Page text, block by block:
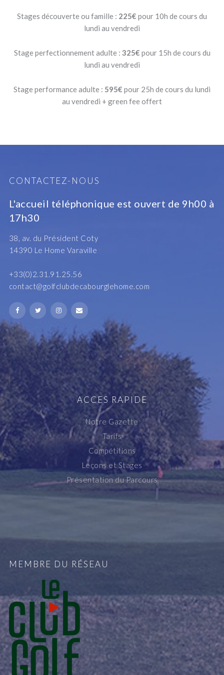
Stages découverte ou famille : 225€ pour 10h de cours du
lundi au vendredi
Stage perfectionnement adulte : 325€ pour 15h de cours du
lundi au vendredi
Stage performance adulte : 595€ pour 25h de cours du lundi
au vendredi + green fee offert
CONTACTEZ-NOUS
L'accueil téléphonique est ouvert de 9h00 à
17h30
38, av. du Président Coty
14390 Le Home Varaville
+33(0)2.31.91.25.56
contact@golfclubdecabourglehome.com
ACCES RAPIDE
Notre Gazette
Tarifs
Compétitions
Leçons et Stages
Présentation du Parcours
MEMBRE DU RÉSEAU